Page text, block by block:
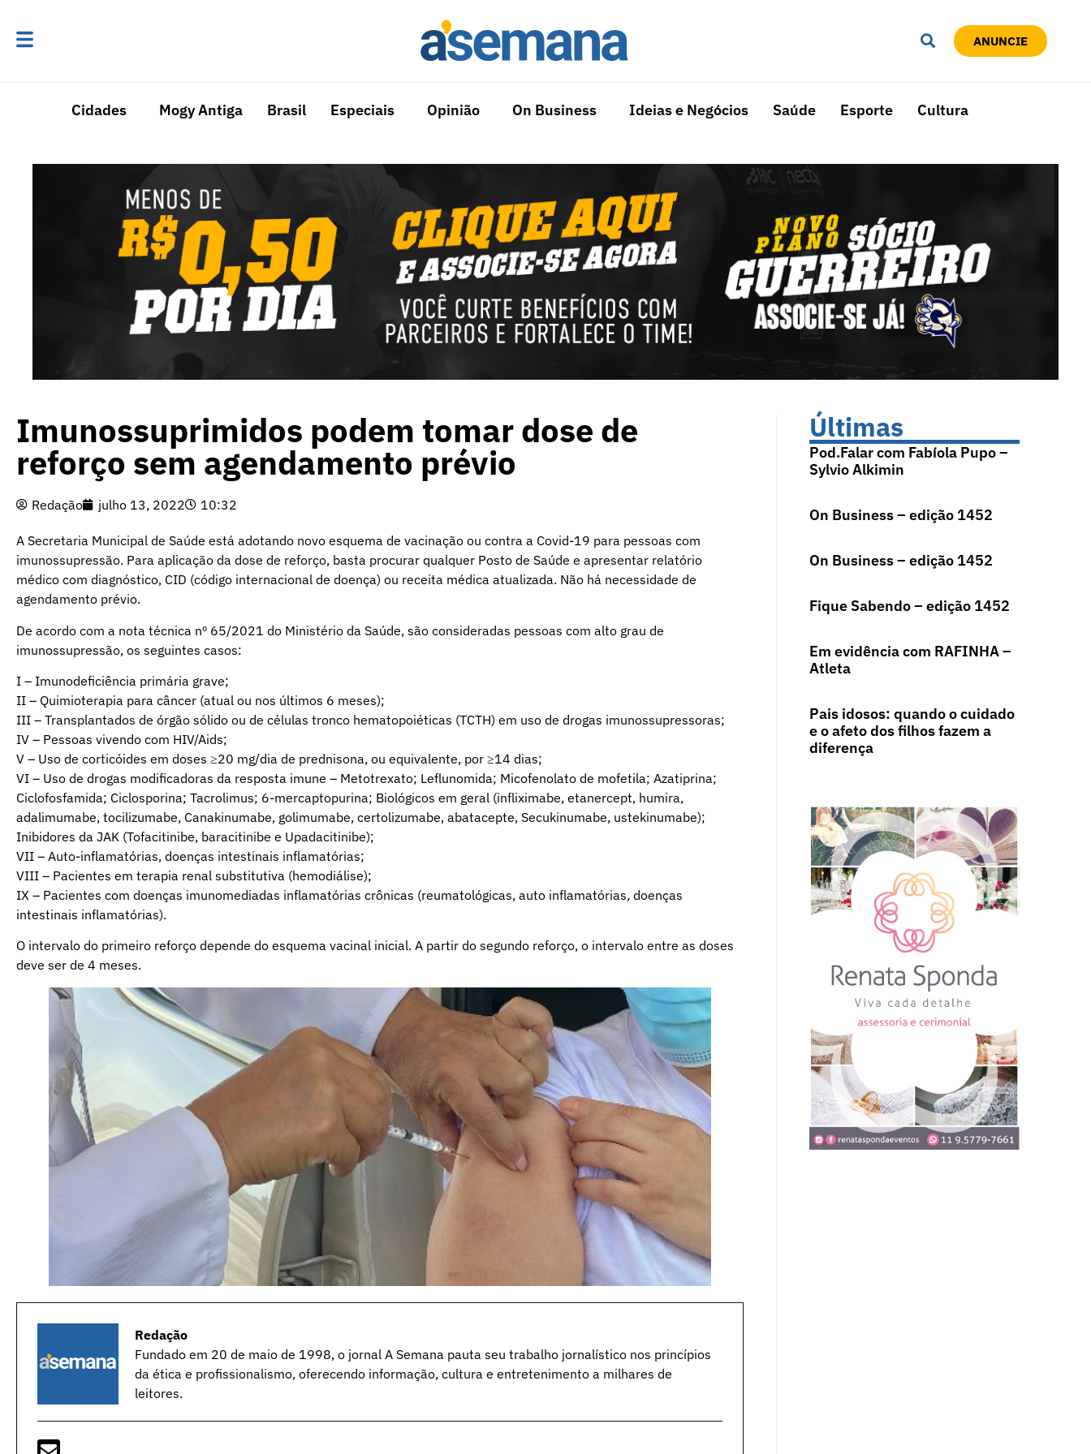
ANUNCIE
Cidades Mogy Antiga Brasil Especiais Opinião On Business Ideias e Negócios Saúde Esporte Cultura
Imunossuprimidos podem tomar dose de
reforço sem agendamento prévio
Redação julho 13, 2022 10:32
A Secretaria Municipal de Saúde está adotando novo esquema de vacinação ou contra a Covid-19 para pessoas com
imunossupressão. Para aplicação da dose de reforço, basta procurar qualquer Posto de Saúde e apresentar relatório
médico com diagnóstico, CID (código internacional de doença) ou receita médica atualizada. Não há necessidade de
agendamento prévio.
De acordo com a nota técnica nº 65/2021 do Ministério da Saúde, são consideradas pessoas com alto grau de
imunossupressão, os seguintes casos:
I – Imunodeficiência primária grave;
II – Quimioterapia para câncer (atual ou nos últimos 6 meses);
III – Transplantados de órgão sólido ou de células tronco hematopoiéticas (TCTH) em uso de drogas imunossupressoras;
IV – Pessoas vivendo com HIV/Aids;
V – Uso de corticóides em doses ≥20 mg/dia de prednisona, ou equivalente, por ≥14 dias;
VI – Uso de drogas modificadoras da resposta imune – Metotrexato; Leflunomida; Micofenolato de mofetila; Azatiprina;
Ciclofosfamida; Ciclosporina; Tacrolimus; 6-mercaptopurina; Biológicos em geral (infliximabe, etanercept, humira,
adalimumabe, tocilizumabe, Canakinumabe, golimumabe, certolizumabe, abatacepte, Secukinumabe, ustekinumabe);
Inibidores da JAK (Tofacitinibe, baracitinibe e Upadacitinibe);
VII – Auto-inflamatórias, doenças intestinais inflamatórias;
VIII – Pacientes em terapia renal substitutiva (hemodiálise);
IX – Pacientes com doenças imunomediadas inflamatórias crônicas (reumatológicas, auto inflamatórias, doenças
intestinais inflamatórias).
O intervalo do primeiro reforço depende do esquema vacinal inicial. A partir do segundo reforço, o intervalo entre as doses
deve ser de 4 meses.
Redação
Fundado em 20 de maio de 1998, o jornal A Semana pauta seu trabalho jornalístico nos princípios
da ética e profissionalismo, oferecendo informação, cultura e entretenimento a milhares de
leitores.
Últimas
Pod.Falar com Fabíola Pupo –
Sylvio Alkimin
On Business – edição 1452
On Business – edição 1452
Fique Sabendo – edição 1452
Em evidência com RAFINHA –
Atleta
Pais idosos: quando o cuidado
e o afeto dos filhos fazem a
diferença